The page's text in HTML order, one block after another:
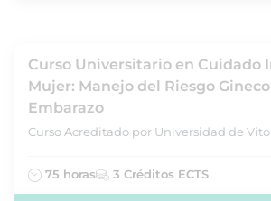
Curso Universitario en Cuidado
Mujer: Manejo del Riesgo
Embarazo
Curso Acreditado por Universidad de
75 horas 3 Créditos ECTS